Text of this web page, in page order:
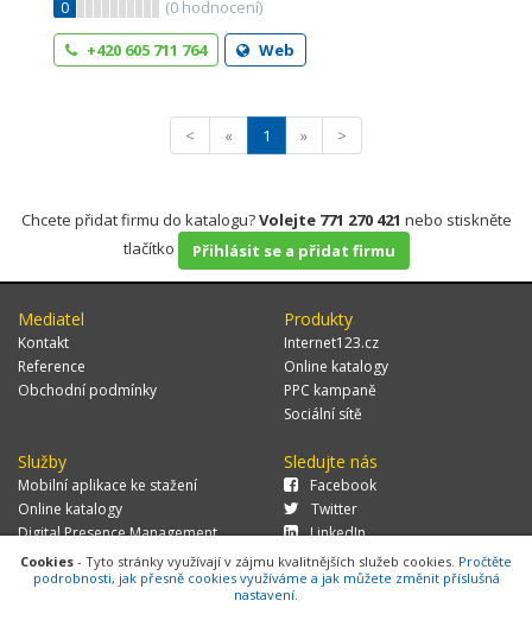
0
(0 hodnocení)
+420 605 711 764
Web
< « 1 » >
Chcete přidat firmu do katalogu?Volejte 771 270 421 nebo stiskněte
tlačítko
Přihlásit se a přidat firmu
Mediatel
Kontakt
Reference
Obchodní podmínky
Produkty
Internet123.cz
Online katalogy
PPC kampaně
Sociální sítě
Služby
Mobilní aplikace ke stažení
Online katalogy
Digital Presence Management
Více zákazníků
Sledujte nás
Facebook
Twitter
LinkedIn
Cookies - Tyto stránky využívají v zájmu kvalitnějších služeb cookies. Pročtěte
podrobnosti, jak přesně cookies využíváme a jak můžete změnit příslušná
nastavení.